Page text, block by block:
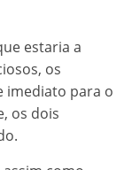
estaria a
os
imediato para o
os dois